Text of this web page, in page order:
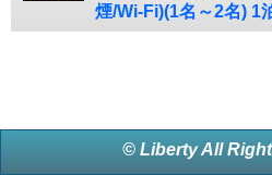
煙/Wi-Fi)(1名～2名) 1
© Liberty All